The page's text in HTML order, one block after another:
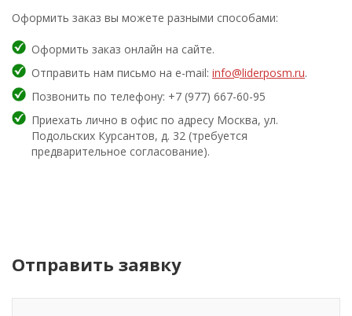
Оформить заказ вы можете разными способами:
Оформить заказ онлайн на сайте.
Отправить нам письмо на e-mail: info@liderposm.ru.
Позвонить по телефону: +7 (977) 667-60-95
Приехать лично в офис по адресу Москва, ул.
Подольских Курсантов, д. 32 (требуется
предварительное согласование).
Отправить заявку